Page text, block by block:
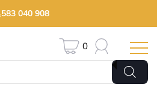
583 040 908
0